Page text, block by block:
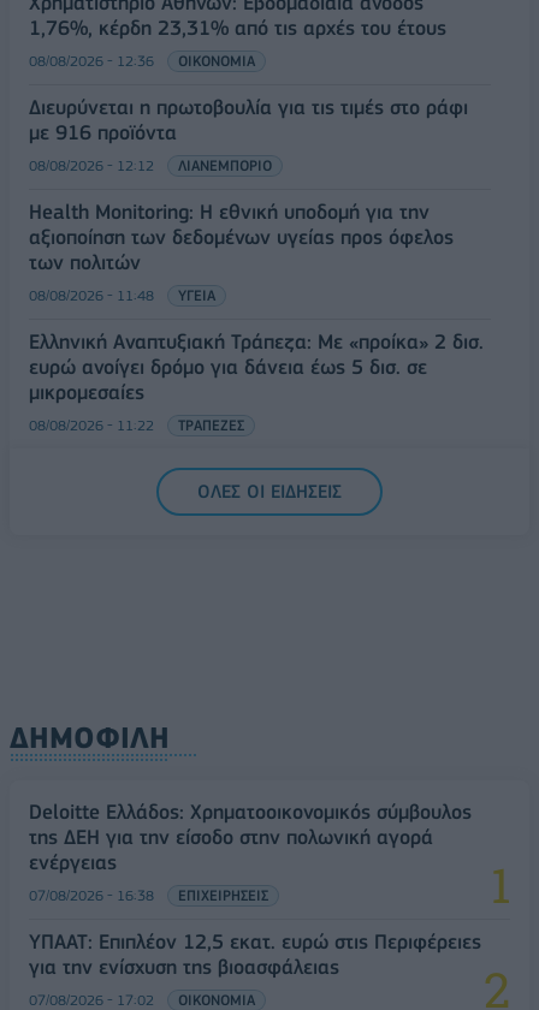
1,76%, κέρδη 23,31% από τις αρχές του έτους
08/08/2026 - 12:36 ΟΙΚΟΝΟΜΙΑ
Διευρύνεται η πρωτοβουλία για τις τιμές στο ράφι
με 916 προϊόντα
08/08/2026 - 12:12 ΛΙΑΝΕΜΠΟΡΙΟ
Health Monitoring: Η εθνική υποδομή για την
αξιοποίηση των δεδομένων υγείας προς όφελος
των πολιτών
08/08/2026 - 11:48 ΥΓΕΙΑ
Ελληνική Αναπτυξιακή Τράπεζα: Με «προίκα» 2 δισ.
ευρώ ανοίγει δρόμο για δάνεια έως 5 δισ. σε
μικρομεσαίες
08/08/2026 - 11:22 ΤΡΑΠΕΖΕΣ
5G παντού, 6G στον ορίζοντα: Πού βρίσκεται η
Ελλάδα στη μεγάλη τεχνολογική μετάβαση
ΟΛΕΣ ΟΙ ΕΙΔΗΣΕΙΣ
ΔΗΜΟΦΙΛΗ
Deloitte Ελλάδος: Χρηματοοικονομικός σύμβουλος
της ΔΕΗ για την είσοδο στην πολωνική αγορά
ενέργειας
07/08/2026 - 16:38 ΕΠΙΧΕΙΡΗΣΕΙΣ
ΥΠΑΑΤ: Επιπλέον 12,5 εκατ. ευρώ στις Περιφέρειες
για την ενίσχυση της βιοασφάλειας
07/08/2026 - 17:02 ΟΙΚΟΝΟΜΙΑ